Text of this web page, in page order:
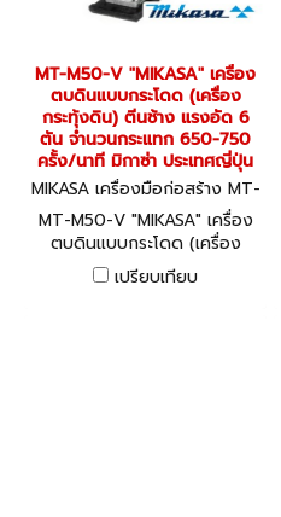
MT-M50-V "MIKASA" เครื่อง
ตบดินแบบกระโดด (เครื่อง
กระทุ้งดิน) ตีนช้าง แรงอัด 6
ตัน จำนวนกระแทก 650-750
ครั้ง/นาที มิกาซ่า ประเทศญี่ปุ่น
MIKASA เครื่องมือก่อสร้าง MT-
M50-V
MT-M50-V "MIKASA" เครื่อง
ตบดินแบบกระโดด (เครื่อง
กระทุ้งดิน) ตีนช้าง แรงอัด 6
ตัน จำนวนกระแทก 650-750
เปรียบเทียบ